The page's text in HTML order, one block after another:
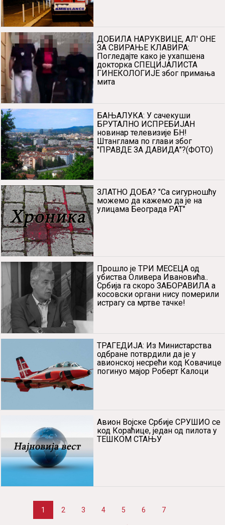
ДОБИЛА НАРУКВИЦЕ, АЛ' ОНЕ
ЗА СВИРАЊЕ КЛАВИРА:
Погледајте како је ухапшена
докторка СПЕЦИЈАЛИСТА
ГИНЕКОЛОГИЈЕ због примања
мита
БАЊАЛУКА: У сачекуши
БРУТАЛНО ИСПРЕБИЈАН
новинар телевизије БН!
Штанглама по глави због
"ПРАВДЕ ЗА ДАВИДА"?(ФОТО)
ЗЛАТНО ДОБА? "Са сигурношћу
можемо да кажемо да је на
улицама Београда РАТ"
Прошло је ТРИ МЕСЕЦА од
убиства Оливера Ивановића..
Србија га скоро ЗАБОРАВИЛА а
косовски органи нису померили
истрагу са мртве тачке!
ТРАГЕДИЈА: Из Министарства
одбране потврдили да је у
авионској несрећи код Ковачице
погинуо мајор Роберт Калоци
Авион Војске Србије СРУШИО се
код Кораћице, један од пилота у
ТЕШКОМ СТАЊУ
1 2 3 4 5 6 7